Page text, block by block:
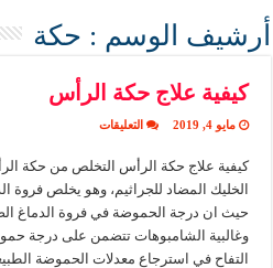
أرشيف الوسم : حكة
كيفية علاج حكة الرأس
مايو 4, 2019 التعليقاتعلى
حكة
مغلقة
كيفية علاج حكة الرأس التخلص من حكة
الخليك المضاد للجراثيم، وهو يخلص
التفاح في استرجاع معدلات الحموضة